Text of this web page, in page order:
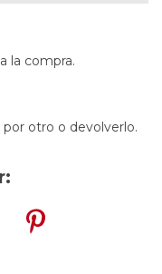
la compra.
otro o devolverlo.